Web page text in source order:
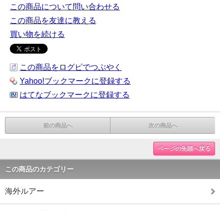
この商品について問い合わせる
この商品を友達に教える
買い物を続ける
この商品をログピでつぶやく
Yahoo!ブックマークに登録する
はてなブックマークに登録する
前の商品へ 次の商品へ
ページの先頭へ戻る
この商品のカテゴリー
海外ルアー